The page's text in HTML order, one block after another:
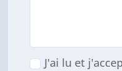
J'ai lu et